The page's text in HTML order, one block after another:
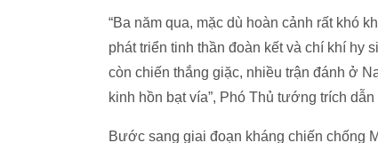
“Ba năm qua, mặc dù hoàn cảnh rất khó
phát triển tinh thần đoàn kết và chí khí hy
còn chiến thắng giặc, nhiều trận đánh ở
kinh hồn bạt vía”, Phó Thủ tướng trích
Bước sang giai đoạn kháng chiến chống